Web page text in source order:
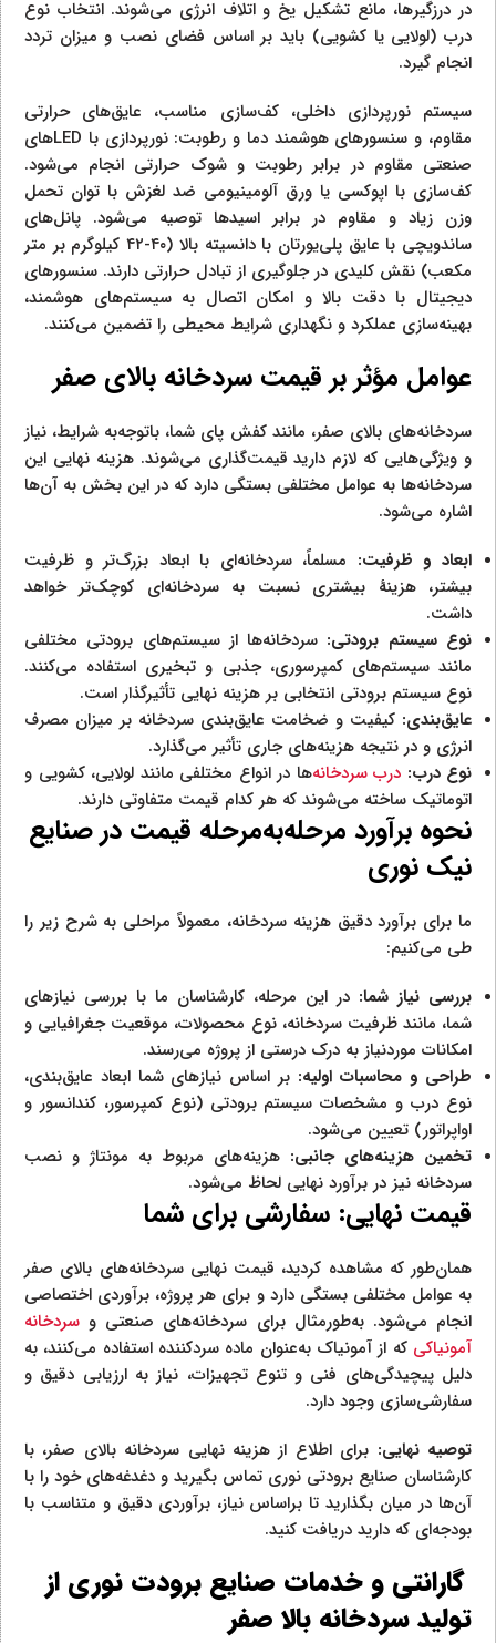
در درزگیرها، مانع تشکیل یخ و اتلاف انرژی می‌شوند. انتخاب نوع
درب (لولایی یا کشویی) باید بر اساس فضای نصب و میزان تردد
انجام گیرد.
سیستم نورپردازی داخلی، کف‌سازی مناسب، عایق‌های حرارتی
مقاوم، و سنسورهای هوشمند دما و رطوبت: نورپردازی با LEDهای
صنعتی مقاوم در برابر رطوبت و شوک حرارتی انجام می‌شود.
کف‌سازی با اپوکسی یا ورق آلومینیومی ضد لغزش با توان تحمل
وزن زیاد و مقاوم در برابر اسیدها توصیه می‌شود. پانل‌های
ساندویچی با عایق پلی‌یورتان با دانسیته بالا (۴۰-۴۲ کیلوگرم بر متر
مکعب) نقش کلیدی در جلوگیری از تبادل حرارتی دارند. سنسورهای
دیجیتال با دقت بالا و امکان اتصال به سیستم‌های هوشمند،
بهینه‌سازی عملکرد و نگهداری شرایط محیطی را تضمین می‌کنند.
عوامل مؤثر بر قیمت سردخانه بالای صفر
سردخانه‌های بالای صفر، مانند کفش پای شما، باتوجه‌به شرایط، نیاز
و ویژگی‌هایی که لازم دارید قیمت‌گذاری می‌شوند. هزینه نهایی این
سردخانه‌ها به عوامل مختلفی بستگی دارد که در این بخش به آن‌ها
اشاره می‌شود.
ابعاد و ظرفیت: مسلماً، سردخانه‌ای با ابعاد بزرگ‌تر و ظرفیت
بیشتر، هزینهٔ بیشتری نسبت به سردخانه‌ای کوچک‌تر خواهد
داشت.
نوع سیستم برودتی: سردخانه‌ها از سیستم‌های برودتی مختلفی
مانند سیستم‌های کمپرسوری، جذبی و تبخیری استفاده می‌کنند.
نوع سیستم برودتی انتخابی بر هزینه نهایی تأثیرگذار است.
عایق‌بندی: کیفیت و ضخامت عایق‌بندی سردخانه بر میزان مصرف
انرژی و در نتیجه هزینه‌های جاری تأثیر می‌گذارد.
نوع درب: درب سردخانه‌‌ها در انواع مختلفی مانند لولایی، کشویی و
اتوماتیک ساخته می‌شوند که هر کدام قیمت متفاوتی دارند.
نحوه برآورد مرحله‌به‌مرحله قیمت در صنایع
نیک نوری
ما برای برآورد دقیق هزینه سردخانه، معمولاً مراحلی به شرح زیر را
طی می‌کنیم:
بررسی نیاز شما: در این مرحله، کارشناسان ما با بررسی نیازهای
شما، مانند ظرفیت سردخانه، نوع محصولات، موقعیت جغرافیایی و
امکانات موردنیاز به درک درستی از پروژه می‌رسند.
طراحی و محاسبات اولیه: بر اساس نیازهای شما ابعاد عایق‌بندی،
نوع درب و مشخصات سیستم برودتی (نوع کمپرسور، کندانسور و
اواپراتور) تعیین می‌شود.
تخمین هزینه‌های جانبی: هزینه‌های مربوط به مونتاژ و نصب
سردخانه نیز در برآورد نهایی لحاظ می‌شود.
قیمت نهایی: سفارشی برای شما
همان‌طور که مشاهده کردید، قیمت نهایی سردخانه‌های بالای صفر
به عوامل مختلفی بستگی دارد و برای هر پروژه، برآوردی اختصاصی
انجام می‌شود. به‌طورمثال برای سردخانه‌های صنعتی و سردخانه‌
آمونیاکی که از آمونیاک به‌عنوان ماده سردکننده استفاده می‌کنند، به
دلیل پیچیدگی‌های فنی و تنوع تجهیزات، نیاز به ارزیابی دقیق و
سفارشی‌سازی وجود دارد.
توصیه نهایی: برای اطلاع از هزینه نهایی سردخانه بالای صفر، با
کارشناسان صنایع برودتی نوری تماس بگیرید و دغدغه‌های خود را با
آن‌ها در میان بگذارید تا براساس نیاز، برآوردی دقیق و متناسب با
بودجه‌ای که دارید دریافت کنید.
گارانتی و خدمات صنایع برودت نوری از
تولید سردخانه بالا صفر